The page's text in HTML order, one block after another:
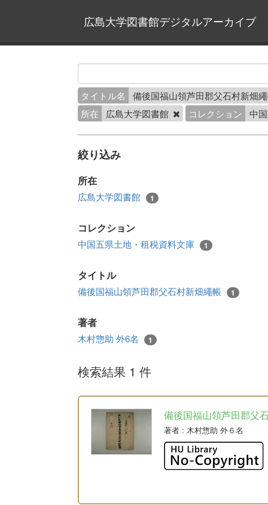
広島大学図書館デジタルアーカイブ
タイトル名
備後国福山領芦田郡父石村新畑
所在
広島大学図書館 コレクション 中
絞り込み
所在
広島大学図書館 1
コレクション
中国五県土地・租税資料文庫 1
タイトル
備後国福山領芦田郡父石村新畑繩帳 1
著者
木村惣助 外6名 1
検索結果 1 件
備後国福山領芦田郡父
著者 : 木村惣助 外６名